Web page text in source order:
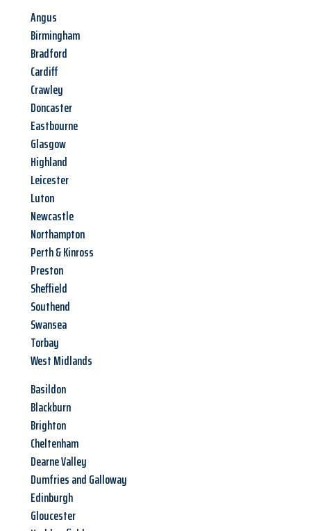
Angus
Birmingham
Bradford
Cardiff
Crawley
Doncaster
Eastbourne
Glasgow
Highland
Leicester
Luton
Newcastle
Northampton
Perth & Kinross
Preston
Sheffield
Southend
Swansea
Torbay
West Midlands
Basildon
Blackburn
Brighton
Cheltenham
Dearne Valley
Dumfries and Galloway
Edinburgh
Gloucester